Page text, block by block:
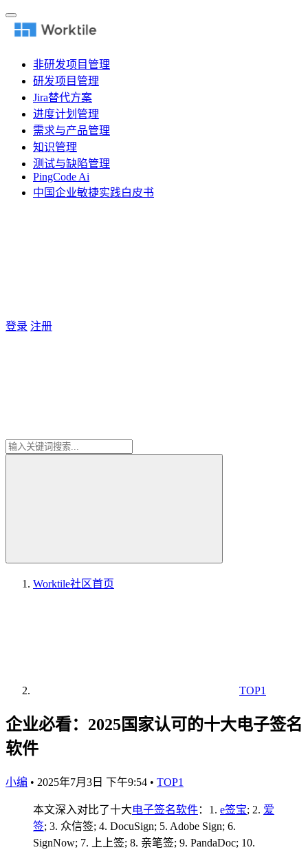
非研发项目管理
研发项目管理
Jira替代方案
进度计划管理
需求与产品管理
知识管理
测试与缺陷管理
PingCode Ai
中国企业敏捷实践白皮书
登录 注册
Worktile社区首页
TOP1
企业必看：2025国家认可的十大电子签名
软件
小编 • 2025年7月3日 下午9:54 • TOP1
本文深入对比了十大电子签名软件：1. e签宝; 2. 爱
签; 3. 众信签; 4. DocuSign; 5. Adobe Sign; 6.
SignNow; 7. 上上签; 8. 亲笔签; 9. PandaDoc; 10.